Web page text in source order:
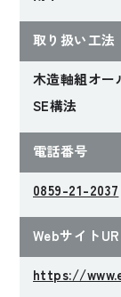
取り扱い工法
木造軸組オー
SE構法
電話番号
0859-21-2037
Webサイト
https://